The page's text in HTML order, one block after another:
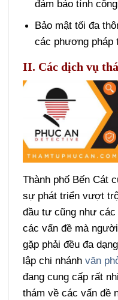
đảm bảo tính
Bảo mật tối đa
các phương pháp
II. Các dịch vụ
Thành phố Bến Cát
sự phát triển vượt
đầu tư cũng như
các vấn đề mà
gặp phải đều đa
lập chi nhánhvăn
đang cung cấp rất
thám về các vấn đề